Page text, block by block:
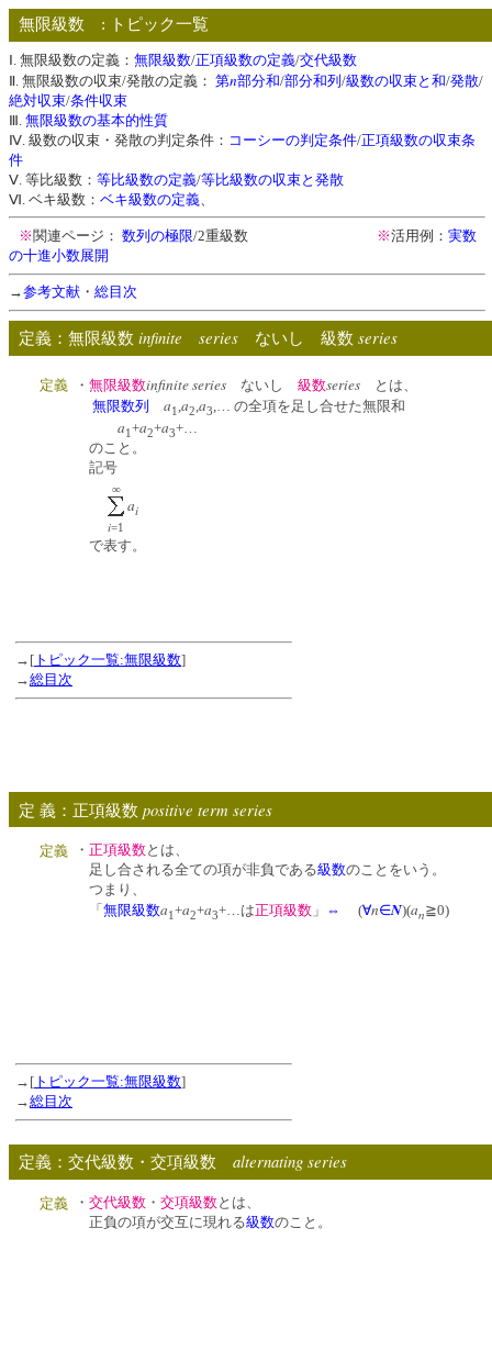
無限級数 : トピック一覧
Ⅰ. 無限級数の定義： 無限級数/正項級数の定義/交代級数
Ⅱ. 無限級数の収束/発散の定義： 第n部分和/部分和列/級数の収束と和/発散/
絶対収束/条件収束
Ⅲ. 無限級数の基本的性質
Ⅳ. 級数の収束・発散の判定条件： コーシーの判定条件/正項級数の収束条
件
Ⅴ. 等比級数： 等比級数の定義/等比級数の収束と発散
Ⅵ. ベキ級数： ベキ級数の定義
※ 関連ページ： 数列の極限/2重級数 ※活用例： 実数
の十進小数展開
→参考文献 ・ 総目次
定義：無限級数infinite series ないし 級数series
定義 ・ 無限級数infinite series ないし 級数series とは、
無限数列
a1 a2 a3 ,… の全項を足し合せた無限和
a1+a2+a3+…
のこと。
記号
∞
ai
i=1
で表す。
→[ トピック一覧:無限級数]
→総目次
定 義：正項級数positive term series
定義 ・ 正項級数とは、
足し合される全ての項が非負である級数のことをいう。
つまり、
「 無限級数a1+a2+a3+…は正項級数 」 ⇔ (∀n∈N)(an
→[ トピック一覧:無限級数]
→総目次
定義：交代級数・交項級数alternating series
定義 ・ 交代級数 ・ 交項級数とは、
正負の項が交互に現れる級数のこと。